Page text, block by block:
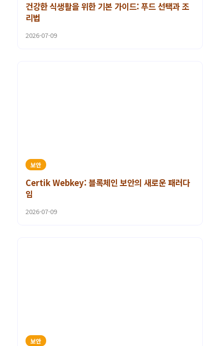
건강한 식생활을 위한 기본 가이드: 푸드 선택과 조
리법
2026-07-09
보안
Certik Webkey: 블록체인 보안의 새로운 패러다
임
2026-07-09
보안